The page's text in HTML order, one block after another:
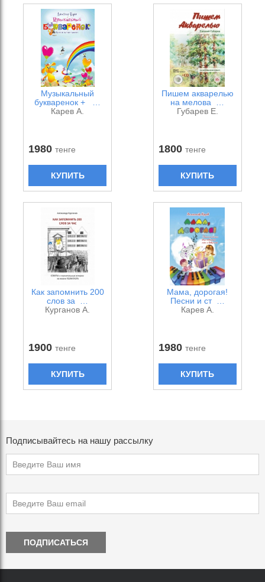
Музыкальный
букваренок + …
Карев А.
1980тенге
КУПИТЬ
Пишем акварелью
на мелова …
Губарев Е.
1800 тенге
КУПИТЬ
Как запомнить 200
слов за …
Курганов А.
1900тенге
КУПИТЬ
Мама, дорогая!
Песни и ст …
Карев А.
1980 тенге
КУПИТЬ
Подписывайтесь на нашу рассылку
ПОДПИСАТЬСЯ